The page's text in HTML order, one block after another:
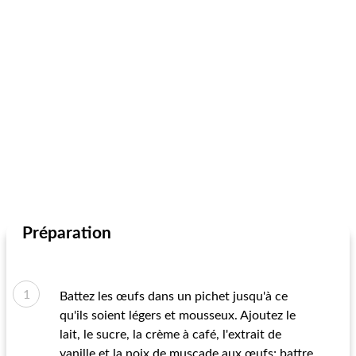
Préparation
Battez les œufs dans un pichet jusqu'à ce
qu'ils soient légers et mousseux. Ajoutez le
lait, le sucre, la crème à café, l'extrait de